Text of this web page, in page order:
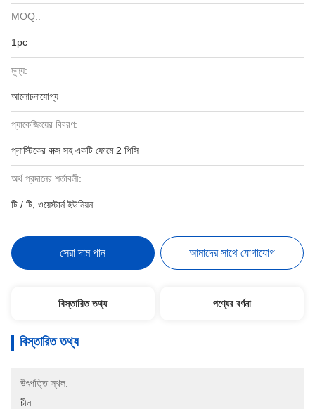
MOQ.:
1pc
মূল্য:
আলোচনাযোগ্য
প্যাকেজিংয়ের বিবরণ:
প্লাস্টিকের বাক্স সহ একটি ফোমে 2 পিসি
অর্থ প্রদানের শর্তাবলী:
টি / টি, ওয়েস্টার্ন ইউনিয়ন
সেরা দাম পান আমাদের সাথে যোগাযোগ
বিস্তারিত তথ্য পণ্যের বর্ণনা
বিস্তারিত তথ্য
উৎপত্তি স্থল:
চীন